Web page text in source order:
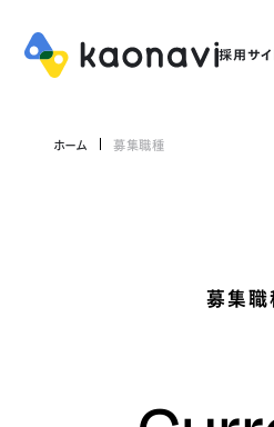
ホーム 募集職種
募集職